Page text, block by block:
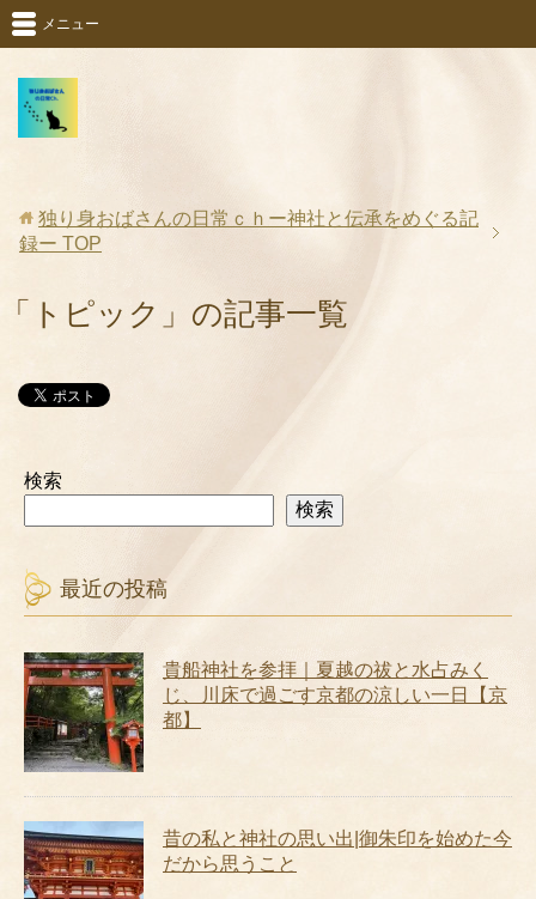
メニュー
独り身おばさんの日常ｃｈー神社と伝承をめぐる記
録ー TOP
「トピック」の記事一覧
検索
検索
最近の投稿
貴船神社を参拝｜夏越の祓と水占みく
じ、川床で過ごす京都の涼しい一日【京
都】
昔の私と神社の思い出|御朱印を始めた今
だから思うこと